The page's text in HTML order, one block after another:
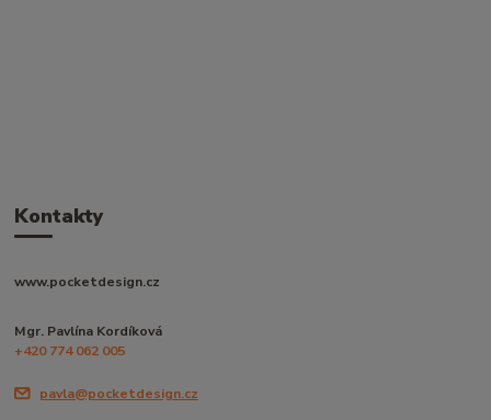
Kontakty
www.pocketdesign.cz
Mgr. Pavlína Kordíková
+420 774 062 005
pavla@pocketdesign.cz